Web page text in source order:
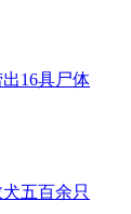
16具尸体
五百余只